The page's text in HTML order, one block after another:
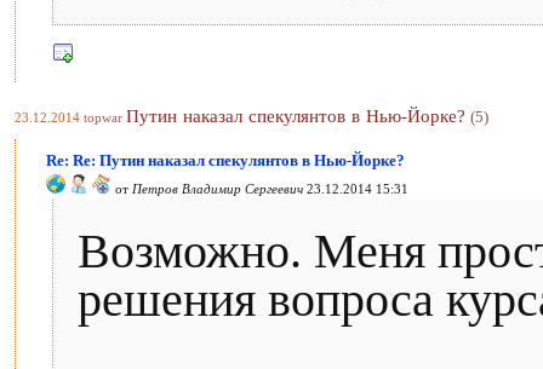
23.12.2014 topwar Путин наказал спекулянтов в Нью-Йорке? (5)
Re: Re: Путин наказал спекулянтов в Нью-Йорке?
от Петров Владимир Сергеевич 23.12.2014 15:31
Возможно. Меня
решения вопроса